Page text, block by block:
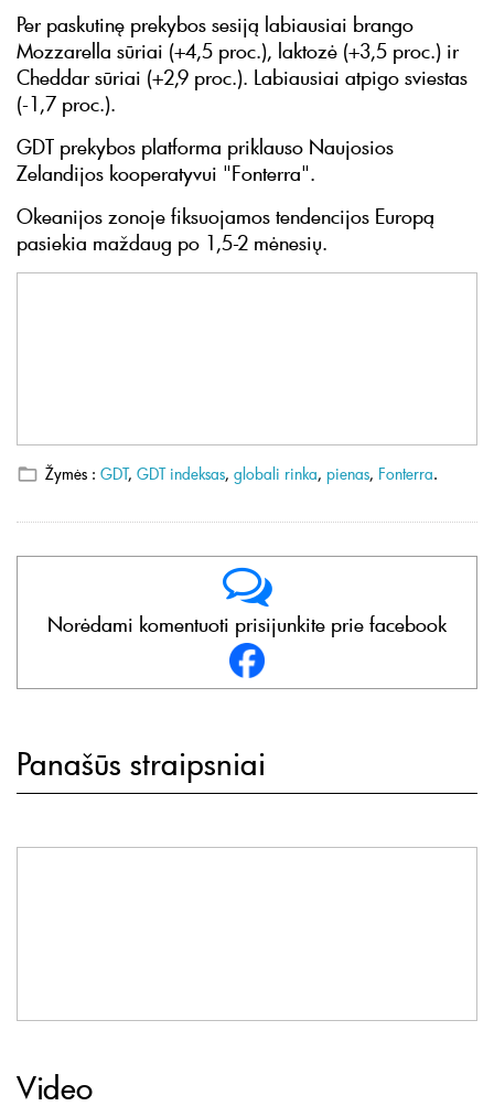
Per paskutinę prekybos sesiją labiausiai brango
Mozzarella sūriai (+4,5 proc.), laktozė (+3,5 proc.) ir
Cheddar sūriai (+2,9 proc.). Labiausiai atpigo sviestas
(-1,7 proc.).
GDT prekybos platforma priklauso Naujosios
Zelandijos kooperatyvui "Fonterra".
Okeanijos zonoje fiksuojamos tendencijos Europą
pasiekia maždaug po 1,5-2 mėnesių.
Žymės : GDT, GDT indeksas, globali rinka, pienas, Fonterra.
Norėdami komentuoti prisijunkite prie facebook
Panašūs straipsniai
Video